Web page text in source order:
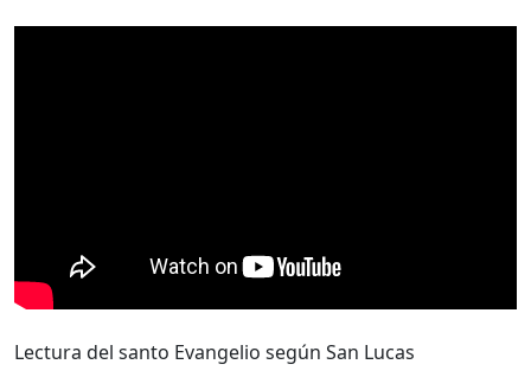
Lectura del santo Evangelio según San Lucas